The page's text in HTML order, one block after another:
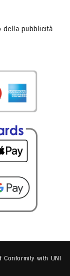
della pubblicità
Conformity with UNI